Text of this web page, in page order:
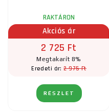
RAKTÁRON
Akciós ár
2 725 Ft
Megtakarít 8%
Eredeti ár:2 975 Ft
RÉSZLET